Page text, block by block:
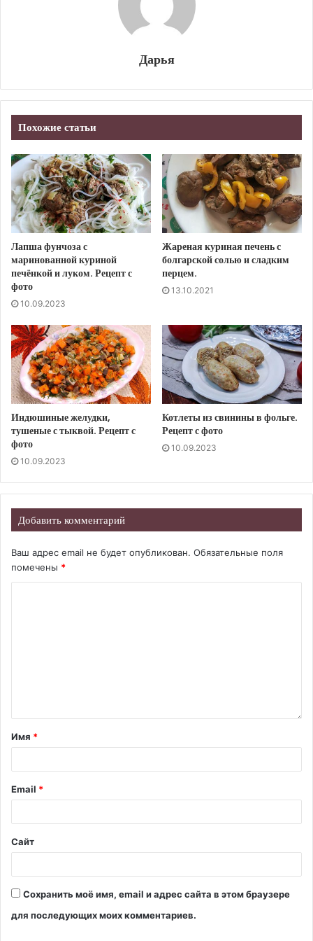
Дарья
Похожие статьи
Лапша фунчоза с
маринованной куриной
печёнкой и луком. Рецепт с
фото
10.09.2023
Жареная куриная печень с
болгарской солью и сладким
перцем.
13.10.2021
Индюшиные желудки,
тушеные с тыквой. Рецепт с
фото
10.09.2023
Котлеты из свинины в фольге.
Рецепт с фото
10.09.2023
Добавить комментарий
Ваш адрес email не будет опубликован. Обязательные поля
помечены *
Имя *
Email *
Сайт
Сохранить моё имя, email и адрес сайта в этом браузере
для последующих моих комментариев.